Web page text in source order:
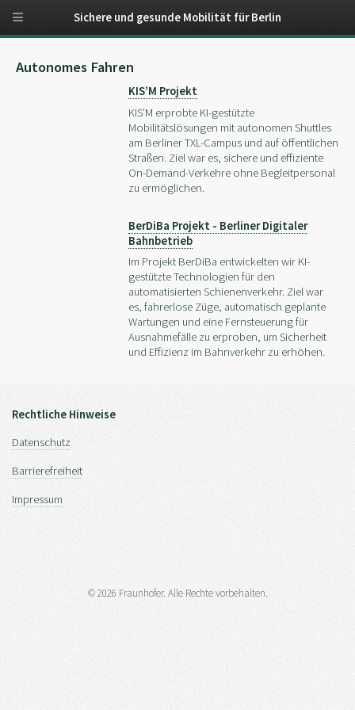
Autonomes Fahren
KIS’M Projekt
KIS’M erprobte KI-gestützte
Mobilitätslösungen mit autonomen Shuttles
am Berliner TXL-Campus und auf öffentlichen
Straßen. Ziel war es, sichere und effiziente
On-Demand-Verkehre ohne Begleitpersonal
zu ermöglichen.
BerDiBa Projekt - Berliner Digitaler
Bahnbetrieb
Im Projekt BerDiBa entwickelten wir KI-
gestützte Technologien für den
automatisierten Schienenverkehr. Ziel war
es, fahrerlose Züge, automatisch geplante
Wartungen und eine Fernsteuerung für
Ausnahmefälle zu erproben, um Sicherheit
und Effizienz im Bahnverkehr zu erhöhen.
Rechtliche Hinweise
Datenschutz
Barrierefreiheit
Impressum
© 2026 Fraunhofer. Alle Rechte vorbehalten.
Sichere und gesunde Mobilität für Berlin